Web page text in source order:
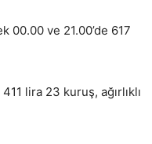
00.00 ve 21.00’de 617
lira 23 kuruş, ağırlıklı